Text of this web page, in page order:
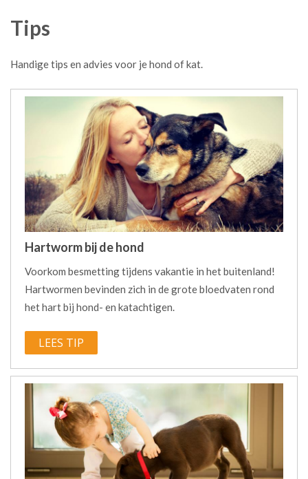
Tips
Handige tips en advies voor je hond of kat.
Hartworm bij de hond
Voorkom besmetting tijdens vakantie in het buitenland!
Hartwormen bevinden zich in de grote bloedvaten rond
het hart bij hond- en katachtigen.
LEES TIP